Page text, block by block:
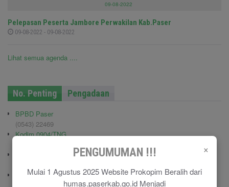
×
PENGUMUMAN !!!
Mulai 1 Agustus 2025 Website Prokopim Beralih dari
humas.paserkab.go.id Menjadi
09-08-2022
Pelepasan Peserta Jambore Perwakilan Kab.Paser
09-08-2022 - 09-08-2022
Lihat semua agenda ....
No. Penting Pengadaan
BPBD Paser
(0543) 22469
Kodim 0904/TNG
Pemadam Kebakaran
Polisi Pamong Praja (Satpol PP)